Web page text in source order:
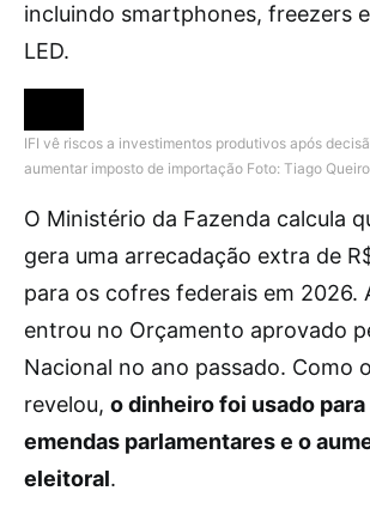
incluindo smartphones, freezers
LED.
IFI vê riscos a investimentos produtivos após
aumentar imposto de importação Foto: Tiago
O Ministério da Fazenda calcula
gera uma arrecadação extra de
para os cofres federais em 2026.
entrou no Orçamento aprovado
Nacional no ano passado. Como o
revelou, o dinheiro foi usado
emendas parlamentares e o
eleitoral.